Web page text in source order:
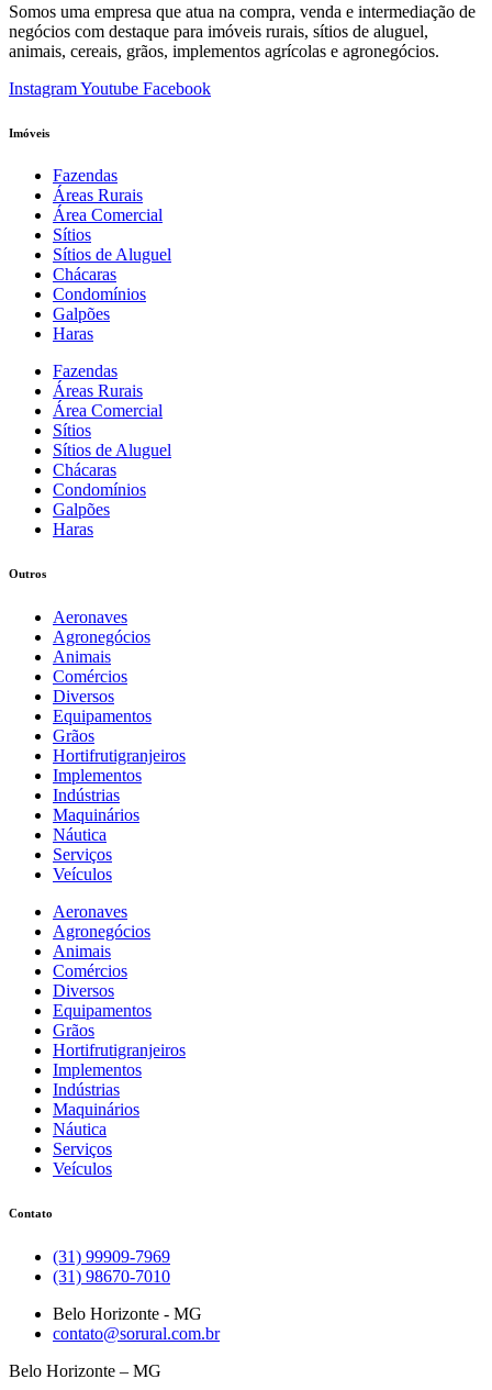
Somos uma empresa que atua na compra, venda e intermediação de
negócios com destaque para imóveis rurais, sítios de aluguel,
animais, cereais, grãos, implementos agrícolas e agronegócios.
InstagramYoutube Facebook
Imóveis
Fazendas
Áreas Rurais
Área Comercial
Sítios
Sítios de Aluguel
Chácaras
Condomínios
Galpões
Haras
Fazendas
Áreas Rurais
Área Comercial
Sítios
Sítios de Aluguel
Chácaras
Condomínios
Galpões
Haras
Outros
Aeronaves
Agronegócios
Animais
Comércios
Diversos
Equipamentos
Grãos
Hortifrutigranjeiros
Implementos
Indústrias
Maquinários
Náutica
Serviços
Veículos
Aeronaves
Agronegócios
Animais
Comércios
Diversos
Equipamentos
Grãos
Hortifrutigranjeiros
Implementos
Indústrias
Maquinários
Náutica
Serviços
Veículos
Contato
(31) 99909-7969
(31) 98670-7010
Belo Horizonte - MG
contato@sorural.com.br
Belo Horizonte – MG